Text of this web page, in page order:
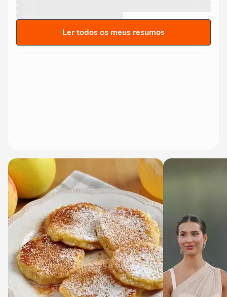
Ler todos os meus resumos